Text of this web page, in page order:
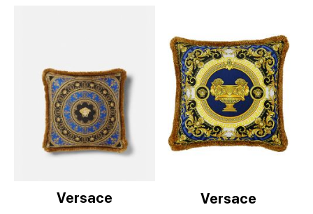
Versace Versace